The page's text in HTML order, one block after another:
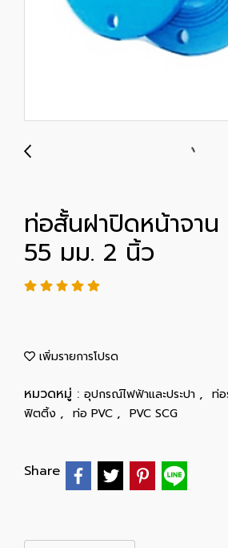
ท่อสั้นฝาปิดหน้าจาน
55 มม. 2 นิ้ว
เพิ่มรายการโปรด
หมวดหมู่ : อุปกรณ์ไฟฟ้าและประปา , ท่
ฟิตติ้ง , ท่อ PVC , PVC SCG
Share